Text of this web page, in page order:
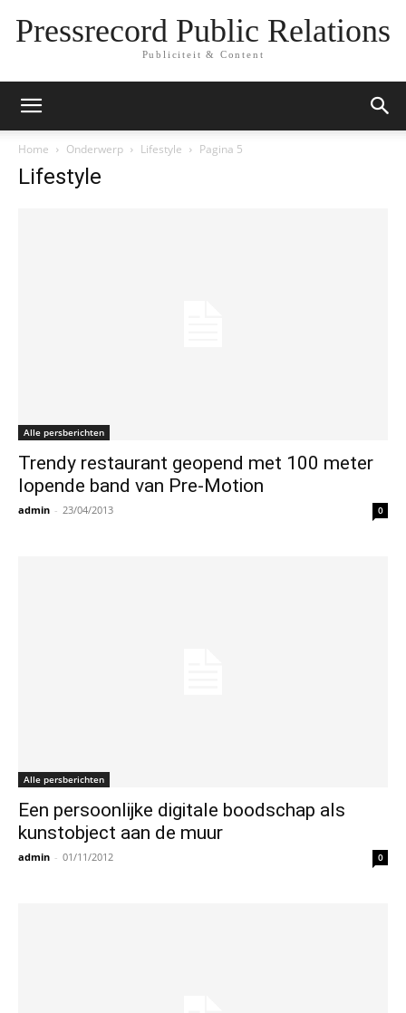
Pressrecord Public Relations
Publiciteit & Content
Home Onderwerp Lifestyle Pagina 5
Lifestyle
Alle persberichten
Trendy restaurant geopend met 100 meter
lopende band van Pre-Motion
admin - 23/04/2013 0
Alle persberichten
Een persoonlijke digitale boodschap als
kunstobject aan de muur
admin - 01/11/2012 0